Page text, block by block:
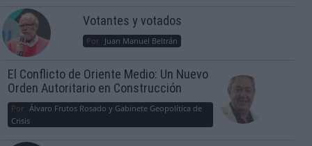
Votantes y votados
Por Juan Manuel Beltrán
El Conflicto de Oriente Medio: Un Nuevo
Orden Autoritario en Construcción
Por Álvaro Frutos Rosado y Gabinete Geopolítica de
Crisis